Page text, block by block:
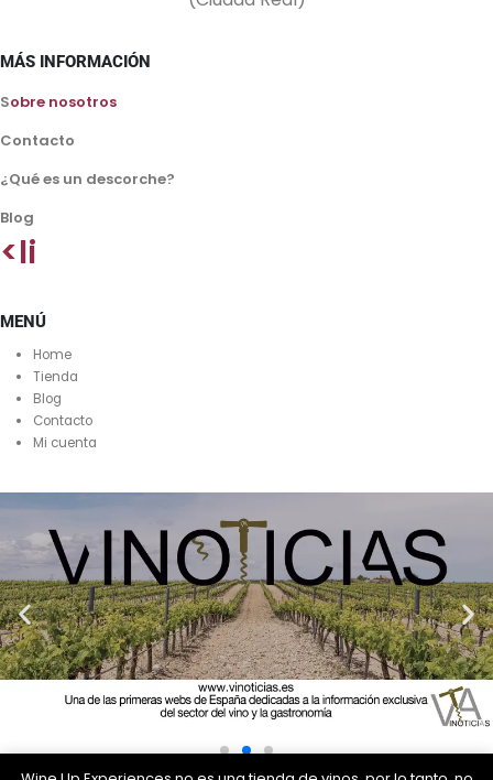
MÁS INFORMACIÓN
Sobre nosotros
Contacto
¿Qué es un descorche?
Blog
<li
MENÚ
Home
Tienda
Blog
Contacto
Mi cuenta